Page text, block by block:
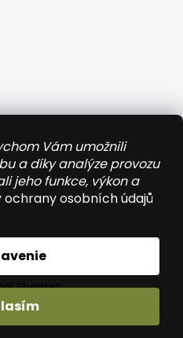
Vám umožnili
a díky analýze provozu
jeho funkce, výkon a
ochrany osobních údajů
na Instagrame
Shoptet
. Všetky práva vyhradené.